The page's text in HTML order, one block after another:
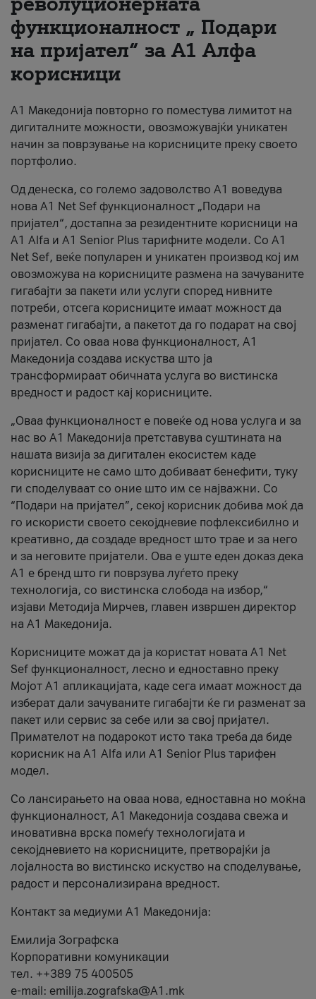
За нас
#ПодобарОнлајн
функционалност „ Подари
на пријател“ за А1 Алфа
корисници
А1 Македонија повторно го поместува лимитот на
дигиталните можности, овозможувајќи уникатен
начин за поврзување на корисниците преку своето
портфолио.
Од денеска, со големо задоволство А1 воведува
нова A1 Net Sef функционалност „Подари на
пријател“, достапна за резидентните корисници на
А1 Alfa и A1 Senior Plus тарифните модели. Со A1
Net Sef, веќе популарен и уникатен производ кој им
овозможува на корисниците размена на зачуваните
гигабајти за пакети или услуги според нивните
потреби, отсега корисниците имаат можност да
разменат гигабајти, а пакетот да го подарат на свој
пријател. Со оваа нова функционалност, А1
Македонија создава искуства што ја
трансформираат обичната услуга во вистинска
вредност и радост кај корисниците.
„Оваа функционалност е повеќе од нова услуга и за
нас во А1 Македонија претставува суштината на
нашата визија за дигитален екосистем каде
корисниците не само што добиваат бенефити, туку
ги споделуваат со оние што им се најважни. Со
“Подари на пријател”, секој корисник добива моќ да
го искористи своето секојдневие пофлексибилно и
креативно, да создаде вредност што трае и за него
и за неговите пријатели. Ова е уште еден доказ дека
А1 е бренд што ги поврзува луѓето преку
технологија, со вистинска слобода на избор,“
изјави Методија Мирчев, главен извршен директор
на А1 Македонија.
Корисниците можат да ја користат новата А1 Net
Sef функционалност, лесно и едноставно преку
Мојот А1 апликацијата, каде сега имаат можност да
изберат дали зачуваните гигабајти ќе ги разменат за
пакет или сервис за себе или за свој пријател.
Примателот на подарокот исто така треба да биде
корисник на А1 Alfa или A1 Senior Plus тарифен
модел.
Со лансирањето на оваа нова, едноставна но моќна
функционалност, А1 Македонија создава свежа и
иновативна врска помеѓу технологијата и
секојдневието на корисниците, претворајќи ја
лојалноста во вистинско искуство на споделување,
радост и персонализирана вредност.
Контакт за медиуми А1 Македонија:
Емилија Зографска
Корпоративни комуникации
тел. ++389 75 400505
e-mail: emilija.zografska@A1.mk